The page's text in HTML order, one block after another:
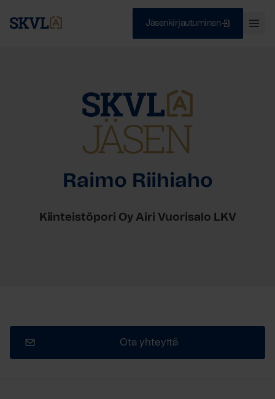
Jäsenkirjautuminen
Raimo Riihiaho
Kiinteistöpori Oy Airi Vuorisalo LKV
Ota yhteyttä